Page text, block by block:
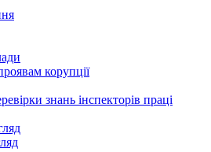
корупції
знань інспекторів праці